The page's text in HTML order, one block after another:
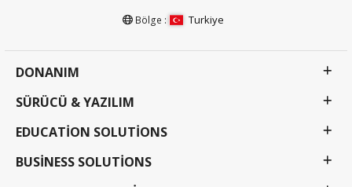
Bölge : Turkiye
DONANIM
SÜRÜCÜ & YAZILIM
EDUCATION SOLUTIONS
BUSINESS SOLUTIONS